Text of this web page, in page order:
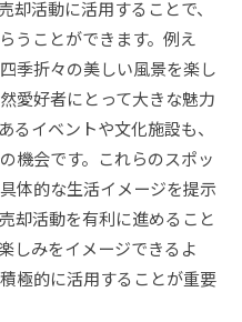
活動に活用することで、
うことができます。例え
季折々の美しい風景を楽し
愛好者にとって大きな魅力
るイベントや文化施設も、
機会です。これらのスポッ
体的な生活イメージを提示
却活動を有利に進めること
しみをイメージできるよ
極的に活用することが重要